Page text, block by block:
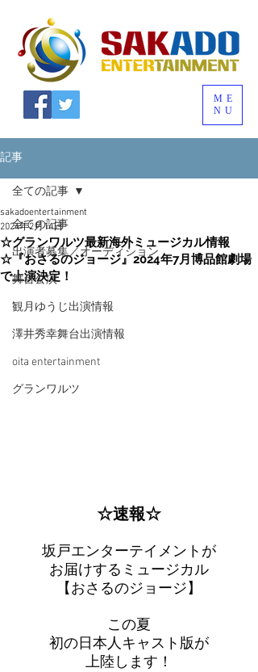
ME
NU
記事
全ての記事
出演者募集／オーディション
舞台公演
観月ゆうじ出演情報
澤井秀幸舞台出演情報
oita entertainment
グランワルツ
全ての記事
☆グランワルツ最新海外ミュージカル情報
☆『おさるのジョージ』2024年7月博品館劇場
で上演決定！
sakadoentertainment
2024年2月14日
☆速報☆
坂戸エンターテイメントが
お届けするミュージカル
【おさるのジョージ】
この夏
初の日本人キャスト版が
上陸します！